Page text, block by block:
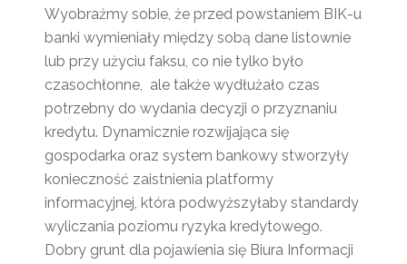
Wyobraźmy sobie, że przed powstaniem BIK-u
banki wymieniały między sobą dane listownie
lub przy użyciu faksu, co nie tylko było
czasochłonne, ale także wydłużało czas
potrzebny do wydania decyzji o przyznaniu
kredytu. Dynamicznie rozwijająca się
gospodarka oraz system bankowy stworzyły
konieczność zaistnienia platformy
informacyjnej, która podwyższyłaby standardy
wyliczania poziomu ryzyka kredytowego.
Dobry grunt dla pojawienia się Biura Informacji